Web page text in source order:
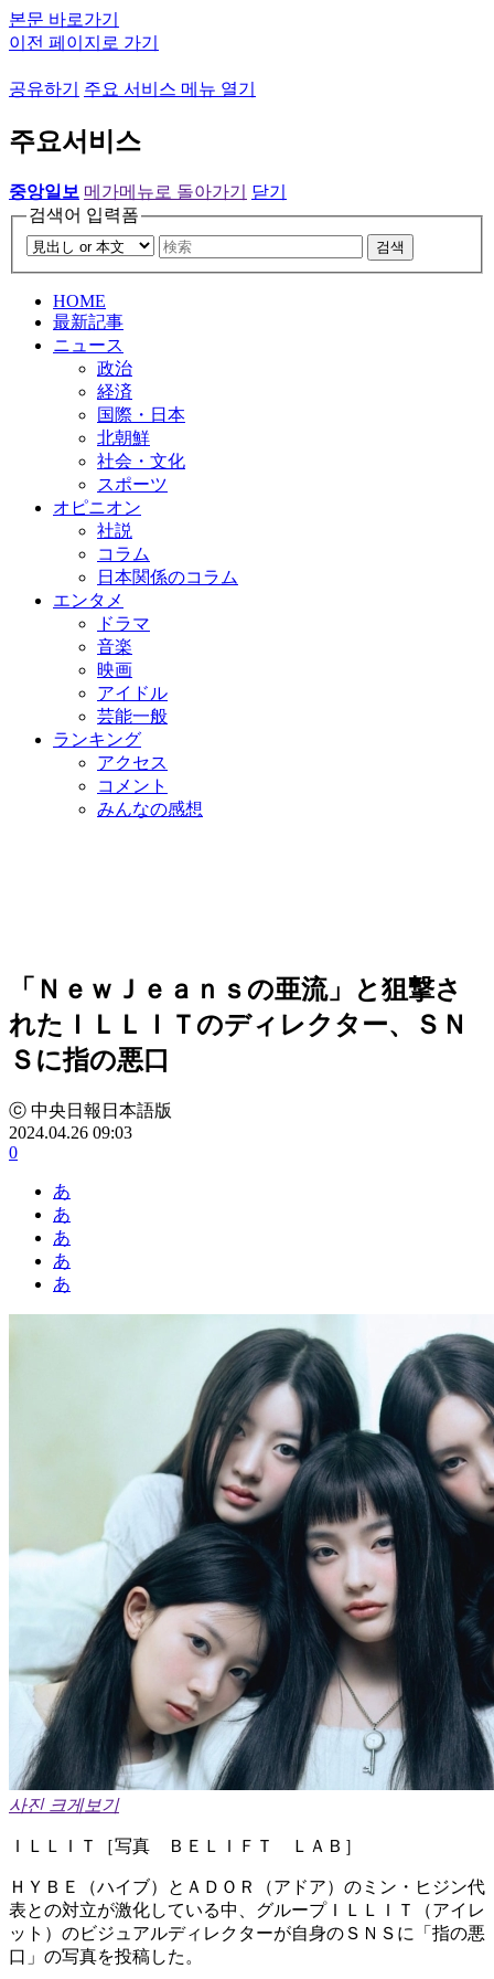
본문 바로가기
이전 페이지로 가기
공유하기 주요 서비스 메뉴 열기
주요서비스
중앙일보 메가메뉴로 돌아가기
닫기
검색어 입력폼
검색
HOME
最新記事
ニュース
政治
経済
国際・日本
北朝鮮
社会・文化
スポーツ
オピニオン
社説
コラム
日本関係のコラム
エンタメ
ドラマ
音楽
映画
アイドル
芸能一般
ランキング
アクセス
コメント
みんなの感想
「ＮｅｗＪｅａｎｓの亜流」と狙撃さ
れた​ＩＬＬＩＴのディレクター、ＳＮ
Ｓに指の悪口
ⓒ 中央日報日本語版
2024.04.26 09:03
0
あ
あ
あ
あ
あ
사진 크게보기
​ＩＬＬＩＴ［写真 ＢＥＬＩＦＴ ＬＡＢ］
ＨＹＢＥ（ハイブ）とＡＤＯＲ（アドア）のミン・ヒジン代
表との対立が激化している中、グループ​ＩＬＬＩＴ（アイレ
ット）のビジュアルディレクターが自身のＳＮＳに「指の悪
口」の写真を投稿した。